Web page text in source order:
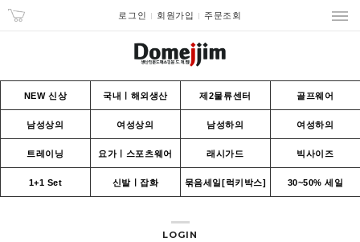
로그인 회원가입 주문조회
NEW 신상 국내ㅣ해외생산 제2물류센터 골프웨어
남성상의 여성상의 남성하의 여성하의
트레이닝 요가ㅣ스포츠웨어 래시가드 빅사이즈
1+1 Set 신발ㅣ잡화 묶음세일[럭키박스] 30~50% 세일
LOGIN